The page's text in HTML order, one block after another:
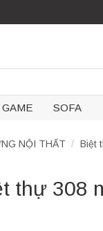
SOFA
NỘI THẤT / Biệt
thự 308